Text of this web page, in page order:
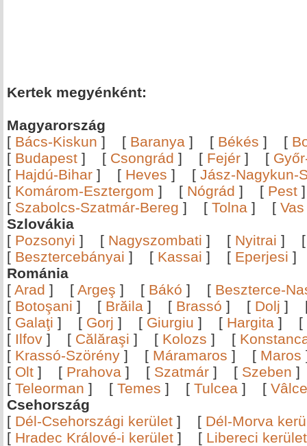
Kertek megyénként:
Magyarország
[ Bács-Kiskun ] [ Baranya ] [ Békés ] [
[ Budapest ] [ Csongrád ] [ Fejér ] [
[ Hajdú-Bihar ] [ Heves ] [ Jász-Nagykun-
[ Komárom-Esztergom ] [ Nógrád ] [ Pest
[ Szabolcs-Szatmár-Bereg ] [ Tolna ] [ Vas
Szlovákia
[ Pozsonyi ] [ Nagyszombati ] [ Nyitrai ]
[ Besztercebányai ] [ Kassai ] [ Eperjesi
Románia
[ Arad ] [ Argeş ] [ Bákó ] [ Beszterce-
[ Botoşani ] [ Brăila ] [ Brassó ] [ Dolj ]
[ Galaţi ] [ Gorj ] [ Giurgiu ] [ Hargita ]
[
[ Ilfov ] [ Călăraşi ] [ Kolozs ] [
[ Krassó-Szörény ] [ Máramaros ] [ Maros
[ Olt ] [ Prahova ] [ Szatmár ] [ Szeben
[ Teleorman ] [ Temes ] [ Tulcea ] [
Csehország
[ Dél-Csehországi kerület ] [ Dél-Morva
[ Hradec Králové-i kerület ] [ Libereci kerület